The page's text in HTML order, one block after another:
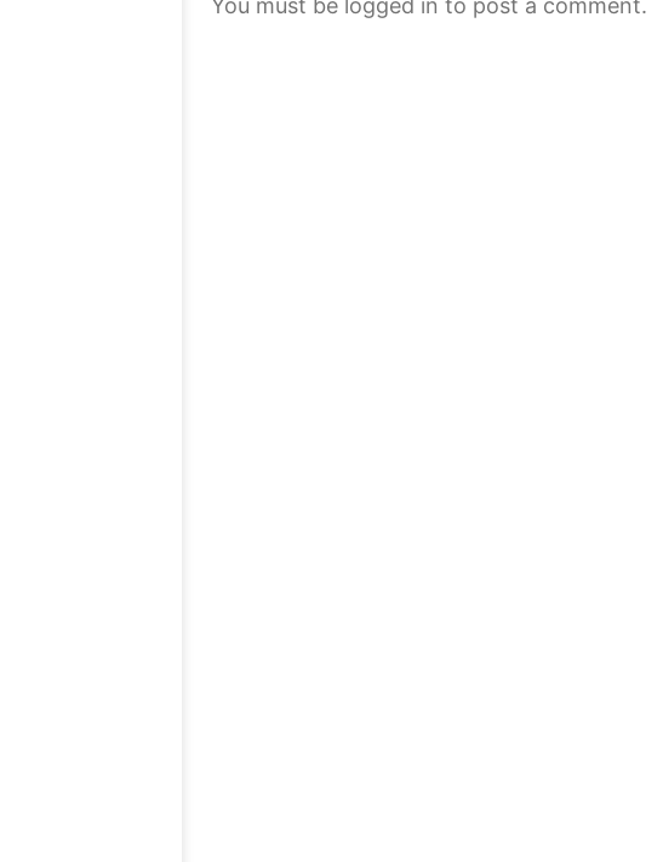
You must be logged in to post a comment.